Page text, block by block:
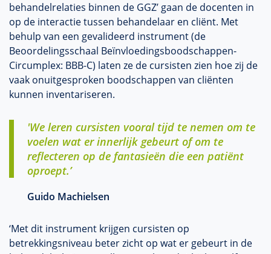
behandelrelaties binnen de GGZ’ gaan de docenten in
op de interactie tussen behandelaar en cliënt. Met
behulp van een gevalideerd instrument (de
Beoordelingsschaal Beïnvloedingsboodschappen-
Circumplex: BBB-C) laten ze de cursisten zien hoe zij de
vaak onuitgesproken boodschappen van cliënten
kunnen inventariseren.
'We leren cursisten vooral tijd te nemen om te
voelen wat er innerlijk gebeurt of om te
reflecteren op de fantasieën die een patiënt
oproept.’
Guido Machielsen
‘Met dit instrument krijgen cursisten op
betrekkingsniveau beter zicht op wat er gebeurt in de